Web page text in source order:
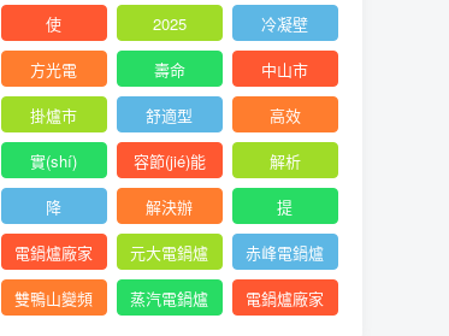
i)壁
使
2025
冷凝壁
方光電
壽命
中山市
掛爐市
舒適型
高效
實(shí)
容節(jié)能
解析
降
解決辦
提
電鍋爐廠家
陜西
元大電鍋爐
廠家
赤峰電鍋爐
廠家地址
雙鴨山變頻
蒸汽電鍋爐
電鍋爐廠家